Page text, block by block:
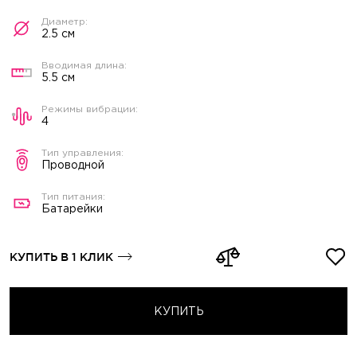
КУПИТЬ
КУПИТЬ В 1 КЛИК
2.5 см
5.5 см
4
Проводной
Батарейки